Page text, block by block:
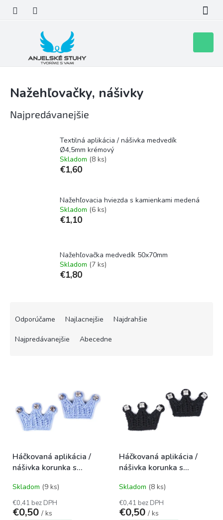
obsah
košík
Nažehľovačky, nášivky
Najpredávanejšie
Textilná aplikácia / nášivka medvedík
Ø4,5mm krémový
Skladom (8 ks)
€1,60
Nažehľovacia hviezda s kamienkami medená
Skladom (6 ks)
€1,10
Nažehľovačka medvedík 50x70mm
Skladom (7 ks)
€1,80
o
v
Odporúčame Najlacnejšie Najdrahšie
Najpredávanejšie Abecedne
d
u
t
o
v
Háčkovaná aplikácia /
nášivka korunka s
modrá
Skladom (9 ks)
€0,41 bez DPH
€0,50 / ks
Háčkovaná aplikácia /
nášivka korunka s
tmavá modrá
Skladom (8 ks)
€0,41 bez DPH
€0,50 / ks